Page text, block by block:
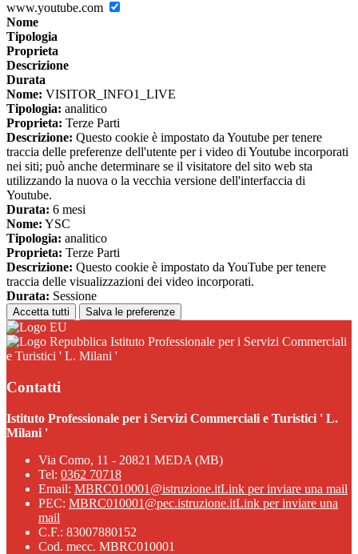
www.youtube.com
Nome
Tipologia
Proprieta
Descrizione
Durata
Nome: VISITOR_INFO1_LIVE
Tipologia: analitico
Proprieta: Terze Parti
Descrizione: Questo cookie è impostato da Youtube per tenere
traccia delle preferenze dell'utente per i video di Youtube incorporati
nei siti; può anche determinare se il visitatore del sito web sta
utilizzando la nuova o la vecchia versione dell'interfaccia di
Youtube.
Durata: 6 mesi
Nome: YSC
Tipologia: analitico
Proprieta: Terze Parti
Descrizione: Questo cookie è impostato da YouTube per tenere
traccia delle visualizzazioni dei video incorporati.
Durata: Sessione
Accetta tutti Salva le preferenze
Istituto Professionale per i Servizi Commerciali
e Turistici ' L. Milani '
Contatti
Istituto Professionale per i Servizi Commerciali e Turistici ' L.
Milani '
Via Como, 11 - 20821 MEDA (MB)
Tel: 0362 70718
Email: MBRC010001@istruzione.itLink per inviare una mail
PEC: MBRC010001@pec.istruzione.itLink per inviare una
mail
C.F.: 83007880152
Cod. mecc. MBRC010001